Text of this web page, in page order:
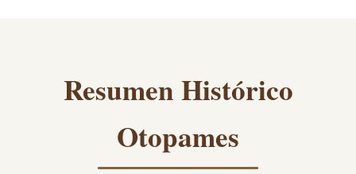
Resumen Histórico
Otopames